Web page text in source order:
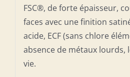
FSC®, de forte épaisseur,
faces avec une finition
acide, ECF (sans chlore
absence de métaux lourds,
vie.